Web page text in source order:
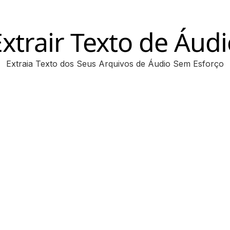
Texto de
Extraia Texto dos Seus Arquivos de Áudio Sem Esforço